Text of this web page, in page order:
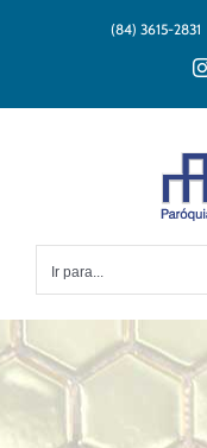
(84) 3615-2831
Ir para...